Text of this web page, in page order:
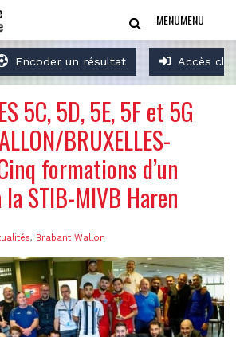
Encoder un résultat Accès
MENUMENU
5C, 5D, 5E, 5F et 5G
BRUXELLES-
formations d’un
STIB-MIVB Haren
, Brabant Wallon